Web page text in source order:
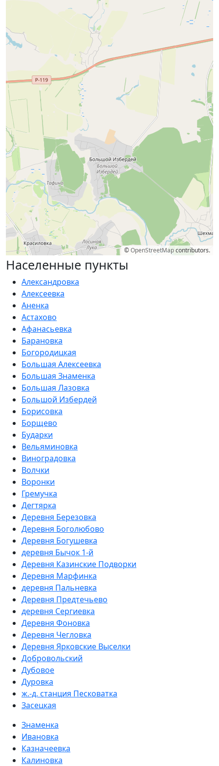
©OpenStreetMapcontributors.
Населенные пункты
Александровка
Алексеевка
Аненка
Астахово
Афанасьевка
Барановка
Богородицкая
Большая Алексеевка
Большая Знаменка
Большая Лазовка
Большой Избердей
Борисовка
Борщево
Бударки
Вельяминовка
Виноградовка
Волчки
Воронки
Гремучка
Дегтярка
Деревня Березовка
Деревня Боголюбово
Деревня Богушевка
деревня Бычок 1-й
Деревня Казинские Подворки
Деревня Марфинка
деревня Пальневка
Деревня Предтечьево
деревня Сергиевка
Деревня Фоновка
Деревня Чегловка
Деревня Ярковские Выселки
Добровольский
Дубовое
Дуровка
ж.-д. станция Песковатка
Засецкая
Знаменка
Ивановка
Казначеевка
Калиновка